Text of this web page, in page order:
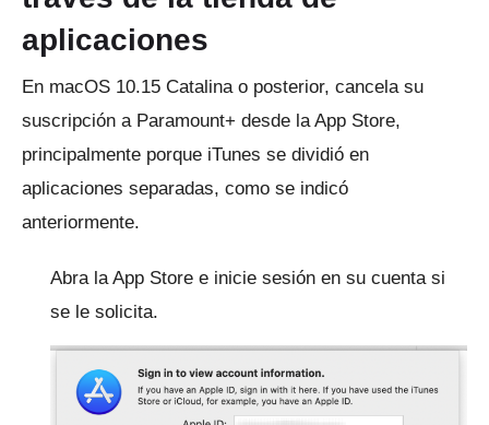
aplicaciones
En macOS 10.15 Catalina o posterior, cancela su
suscripción a Paramount+ desde la App Store,
principalmente porque iTunes se dividió en
aplicaciones separadas, como se indicó
anteriormente.
Abra la App Store e inicie sesión en su cuenta si
se le solicita.